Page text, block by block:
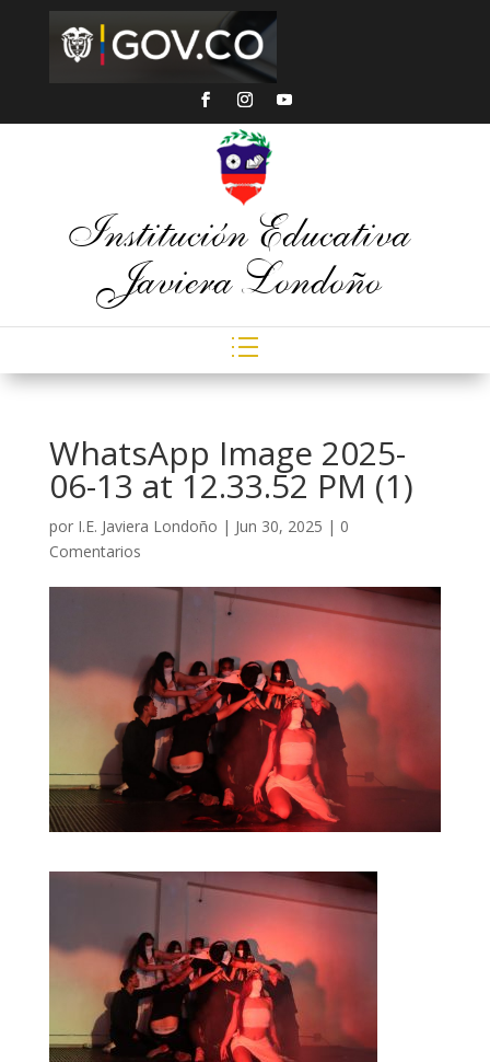
Institución Educativa
Javiera Londoño
WhatsApp Image 2025-
06-13 at 12.33.52 PM (1)
por I.E. Javiera Londoño | Jun 30, 2025 | 0
Comentarios